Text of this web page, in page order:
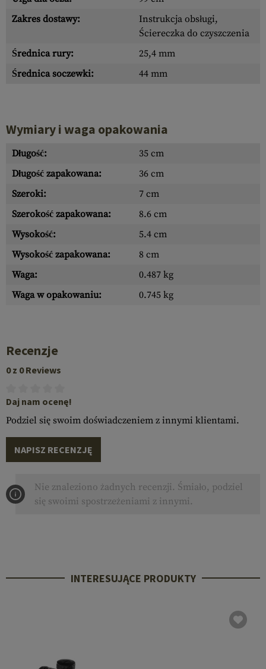
Zakres dostawy:
Instrukcja obsługi,
Ściereczka do czyszczenia
Średnica rury:
25,4 mm
Średnica soczewki:
44 mm
Wymiary i waga opakowania
Długość:
35 cm
Długość zapakowana:
36 cm
Szeroki:
7 cm
Szerokość zapakowana:
8.6 cm
Wysokość:
5.4 cm
Wysokość zapakowana:
8 cm
Waga:
0.487 kg
Waga w opakowaniu:
0.745 kg
Recenzje
0 z 0 Reviews
Daj nam ocenę!
Podziel się swoim doświadczeniem z innymi klientami.
NAPISZ RECENZJĘ
Nie znaleziono żadnych recenzji. Śmiało, podziel
się swoimi spostrzeżeniami z innymi.
INTERESUJĄCE PRODUKTY